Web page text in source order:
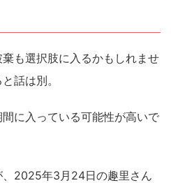
も選択肢に入るかもしれませ
話は別。
に入っている可能性が高いで
2025年3月24日の趣里さん